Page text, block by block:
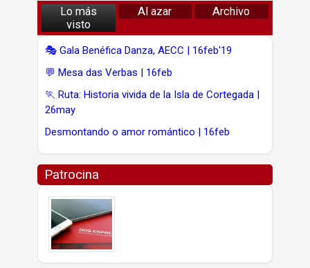
Lo más
visto
Al azar Archivo
🎭 Gala Benéfica Danza, AECC | 16feb'19
💬 Mesa das Verbas | 16feb
🏃 Ruta: Historia vivida de la Isla de Cortegada |
26may
Desmontando o amor romántico | 16feb
Patrocina